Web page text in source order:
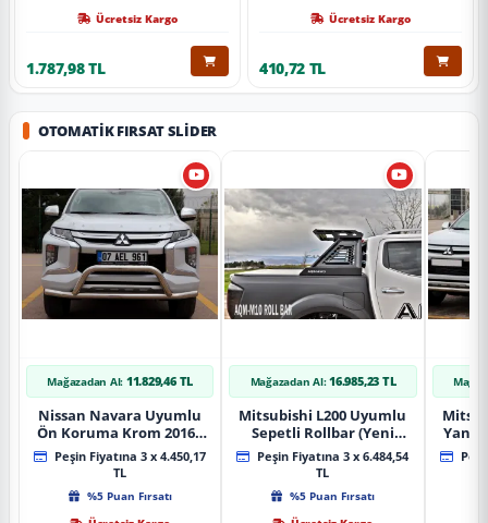
Ücretsiz Kargo
1.787,98 TL
Ücretsiz Kargo
410,72 TL
OTOMATIK FIRSAT SLIDER
Mağazadan Al: 11.829,46 TL
Nissan Navara Uyumlu
Ön Koruma Krom 2016+
Pst14 Parça
Peşin Fiyatına 3 x 4.450,17
TL
%5 Puan Fırsatı
Mağazadan Al: 16.985,23 TL
Mitsubishi L200 Uyumlu
Sepetli Rollbar (Yeni
Nesil Sepetli Roll Bar
Aqm-M10)
Peşin Fiyatına 3 x 6.484,54
TL
%5 Puan Fırsatı
Yan